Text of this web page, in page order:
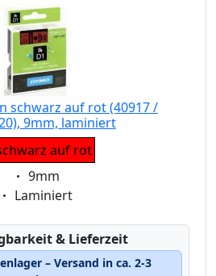
schwarz auf rot (40917 /
9mm, laminiert
auf rot
Eigenschaft:
9mm
Eigenschaft:
Laminiert
& Lieferzeit
– Versand in ca. 2-3